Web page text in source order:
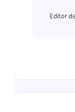
Editor